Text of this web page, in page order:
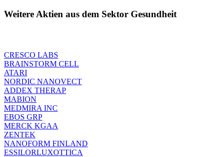
Weitere Aktien aus dem Sektor Gesundheit
CRESCO LABS
BRAINSTORM CELL
ATARI
NORDIC NANOVECT
ADDEX THERAP
MABION
MEDMIRA INC
EBOS GRP
MERCK KGAA
ZENTEK
NANOFORM FINLAND
ESSILORLUXOTTICA